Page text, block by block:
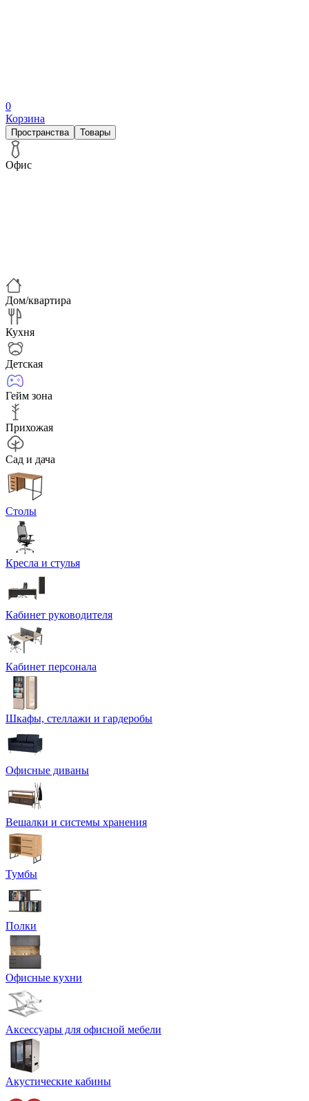
0
Корзина
Пространства Товары
Офис
Дом/квартира
Кухня
Детская
Гейм зона
Прихожая
Сад и дача
Столы
Кресла и стулья
Кабинет руководителя
Кабинет персонала
Шкафы, стеллажи и гардеробы
Офисные диваны
Вешалки и системы хранения
Тумбы
Полки
Офисные кухни
Аксессуары для офисной мебели
Акустические кабины